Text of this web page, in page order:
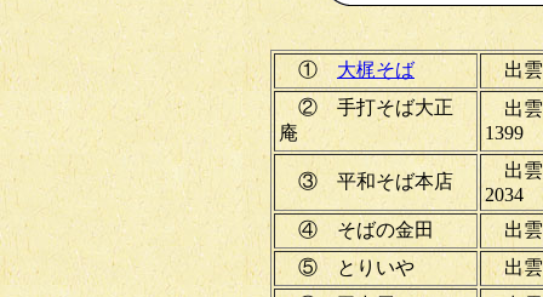
① 大梶そば
出雲
② 手打そば大正
庵
出雲
1399
③ 平和そば本店
出雲
2034
④ そばの金田
出雲
⑤ とりいや
出雲